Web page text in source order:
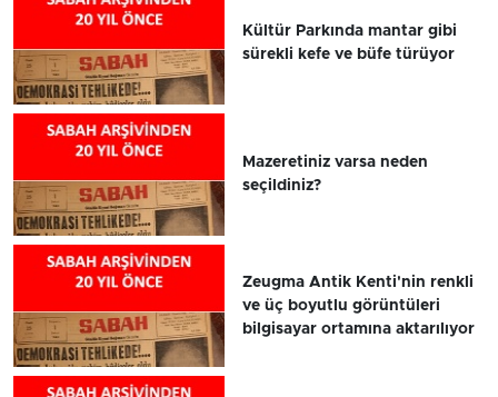
Kültür Parkında mantar gibi
sürekli kefe ve büfe türüyor
Mazeretiniz varsa neden
seçildiniz?
Zeugma Antik Kenti'nin renkli
ve üç boyutlu görüntüleri
bilgisayar ortamına aktarılıyor